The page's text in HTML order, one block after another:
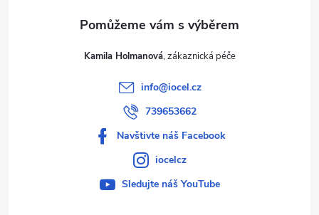
Kamila Holmanová
info@iocel.cz
739653662
Navštivte náš Facebook
iocelcz
Sledujte náš YouTube